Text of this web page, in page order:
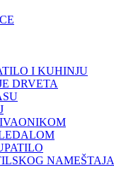
I KUHINJU
DRVETA
NAMEŠTAJA